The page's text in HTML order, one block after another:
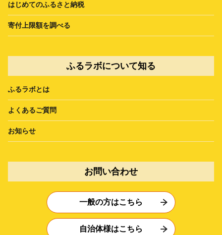
はじめてのふるさと納税
寄付上限額を調べる
ふるラボについて知る
ふるラボとは
よくあるご質問
お知らせ
お問い合わせ
一般の方はこちら
自治体様はこちら